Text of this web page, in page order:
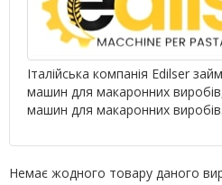
Італійська компанія Edilser
машин для макаронних
машин для макаронних виробів.
Немає жодного товару даного